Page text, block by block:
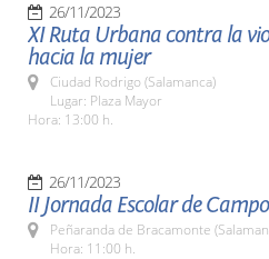
26/11/2023
XI Ruta Urbana contra la
hacia la mujer
Ciudad Rodrigo (Salamanca)
Lugar: Plaza Mayor
Hora: 13:00 h.
26/11/2023
II Jornada Escolar de
Peñaranda de Bracamonte
Hora: 11:00 h.